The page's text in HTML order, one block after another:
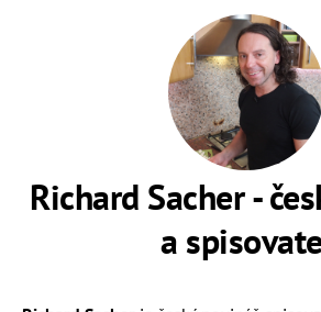
Richard Sacher -
a